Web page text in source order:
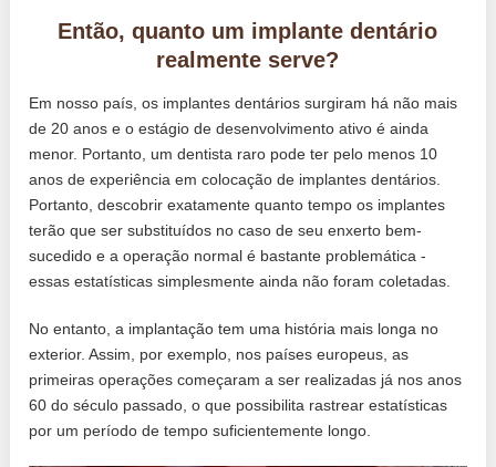
Então, quanto um implante dentário
realmente serve?
Em nosso país, os implantes dentários surgiram há não mais
de 20 anos e o estágio de desenvolvimento ativo é ainda
menor. Portanto, um dentista raro pode ter pelo menos 10
anos de experiência em colocação de implantes dentários.
Portanto, descobrir exatamente quanto tempo os implantes
terão que ser substituídos no caso de seu enxerto bem-
sucedido e a operação normal é bastante problemática -
essas estatísticas simplesmente ainda não foram coletadas.
No entanto, a implantação tem uma história mais longa no
exterior. Assim, por exemplo, nos países europeus, as
primeiras operações começaram a ser realizadas já nos anos
60 do século passado, o que possibilita rastrear estatísticas
por um período de tempo suficientemente longo.